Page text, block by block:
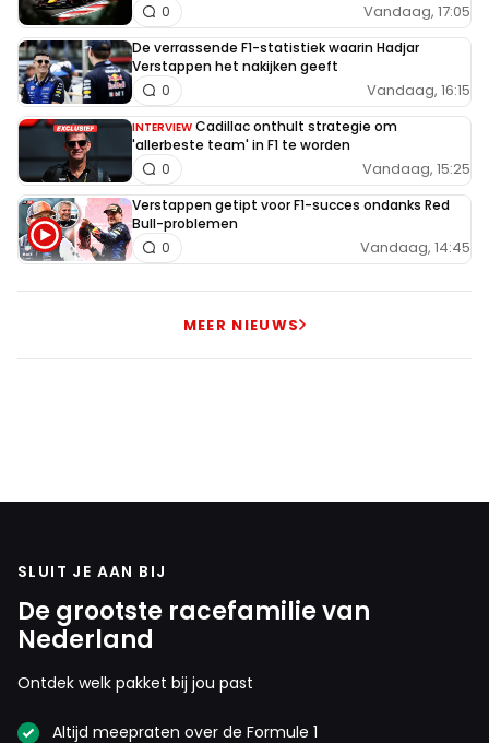
Vandaag, 17:05
0
De verrassende F1-statistiek waarin Hadjar
Verstappen het nakijken geeft
Vandaag, 16:15
0
INTERVIEW Cadillac onthult strategie om
'allerbeste team' in F1 te worden
Vandaag, 15:25
0
Verstappen getipt voor F1-succes ondanks Red
Bull-problemen
Vandaag, 14:45
0
MEER NIEUWS
SLUIT JE AAN BIJ
De grootste racefamilie van
Nederland
Ontdek welk pakket bij jou past
Altijd meepraten over de Formule 1